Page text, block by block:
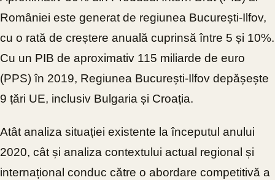
României este generat de regiunea București-Ilfov,
cu o rată de creștere anuală cuprinsă între 5 și 10%.
Cu un PIB de aproximativ 115 miliarde de euro
(PPS) în 2019, Regiunea București-Ilfov depășește
9 țări UE, inclusiv Bulgaria și Croația.
Atât analiza situației existente la începutul anului
2020, cât și analiza contextului actual regional și
internațional conduc către o abordare competitivă a